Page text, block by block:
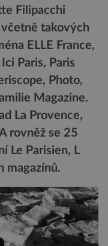
Filipacchi
takových
ELLE France,
Paris, Paris
Photo,
Magazine.
La Provence,
rovněž se 25
Le Parisien, L
magazínů.